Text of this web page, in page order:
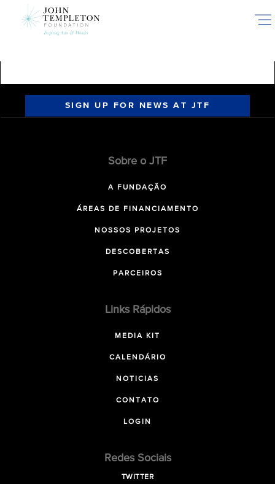
SIGN UP FOR NEWS AT JTF
Sobre o JTF
A FUNDAÇÃO
ÁREAS DE FINANCIAMENTO
NOSSOS PROJETOS
DESCOBERTAS
PARCEIROS
Links Rápidos
MEDIA KIT
CALENDÁRIO
NOTICIAS
CONTATO
LOGIN
Redes Sociais
TWITTER